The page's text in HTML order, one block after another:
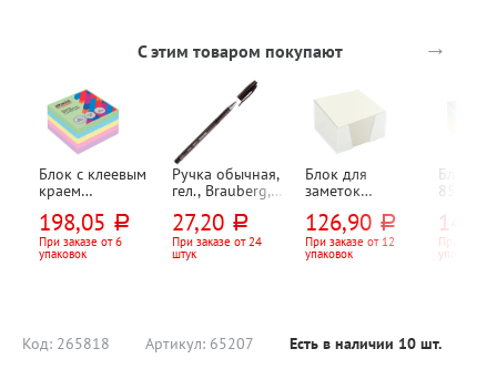
С этим товаром покупают →
Блок с клеевым
краем
Attache,
"Эконом
(Economy)",
198,05 руб.
При заказе от 6
упаковок
Ручка обычная,
гел., Brauberg,
(Income)", цвет
чернил черный,
толщина линии
черный,
тонирова
27,20 руб.
При заказе от 24
штук
Блок для
заметок
м, белый, 65г⁄м²,
белизна 80%,
Attache,
126,90 руб.
При заказе от 12
упаковок
Блок
ь,
Lamark,
При
упаковок
Код: 265818 Артикул: 65207 Есть в наличии 10 шт.